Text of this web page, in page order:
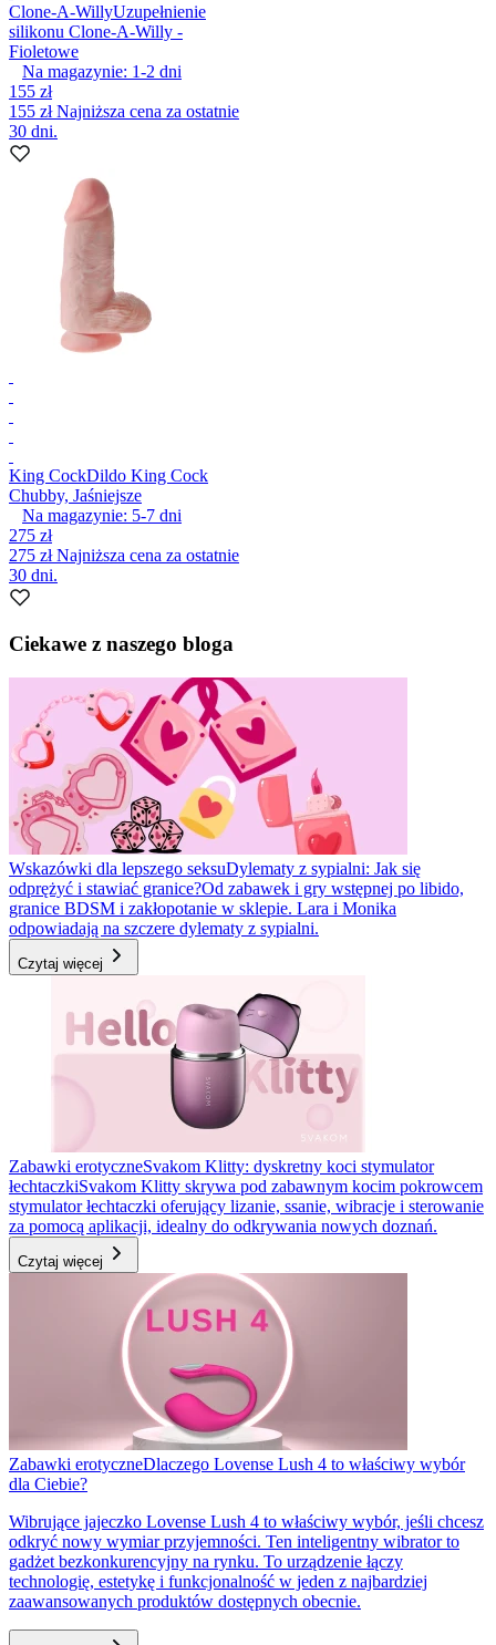
Clone-A-WillyUzupełnienie
silikonu Clone-A-Willy -
Fioletowe
Na magazynie: 1-2 dni
155 zł
155 złNajniższa cena za ostatnie
30 dni.
King CockDildo King Cock
Chubby, Jaśniejsze
Na magazynie: 5-7 dni
275 zł
275 złNajniższa cena za ostatnie
30 dni.
Ciekawe z naszego bloga
Wskazówki dla lepszego seksuDylematy z sypialni: Jak się
odprężyć i stawiać granice?Od zabawek i gry wstępnej po libido,
granice BDSM i zakłopotanie w sklepie. Lara i Monika
odpowiadają na szczere dylematy z sypialni.
Czytaj więcej
Zabawki erotyczneSvakom Klitty: dyskretny koci stymulator
łechtaczkiSvakom Klitty skrywa pod zabawnym kocim pokrowcem
stymulator łechtaczki oferujący lizanie, ssanie, wibracje i sterowanie
za pomocą aplikacji, idealny do odkrywania nowych doznań.
Czytaj więcej
Zabawki erotyczneDlaczego Lovense Lush 4 to właściwy wybór
dla Ciebie?
Wibrujące jajeczko Lovense Lush 4 to właściwy wybór, jeśli chcesz
odkryć nowy wymiar przyjemności. Ten inteligentny wibrator to
gadżet bezkonkurencyjny na rynku. To urządzenie łączy
technologię, estetykę i funkcjonalność w jeden z najbardziej
zaawansowanych produktów dostępnych obecnie.